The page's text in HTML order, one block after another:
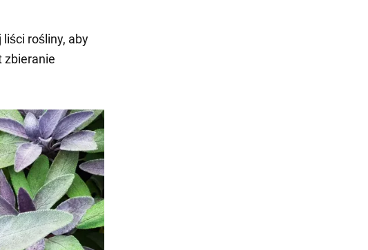
rośliny, aby
zbieranie